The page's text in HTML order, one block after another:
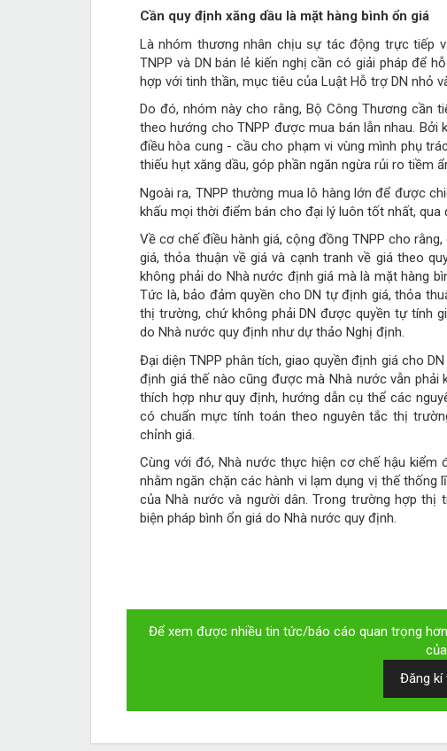
Cần quy định xăng dầu là mặt hàng bình ổn giá
Là nhóm thương nhân chịu sự tác động trực tiếp
TNPP và DN bán lẻ kiến nghị cần có giải pháp để
hợp với tinh thần, mục tiêu của Luật Hỗ trợ DN nhỏ
Do đó, nhóm này cho rằng, Bộ Công Thương cần
theo hướng cho TNPP được mua bán lẫn nhau.
điều hòa cung - cầu cho phạm vi vùng mình phụ
thiếu hụt xăng dầu, góp phần ngăn ngừa rủi ro tiềm
Ngoài ra, TNPP thường mua lô hàng lớn để được
khấu mọi thời điểm bán cho đại lý luôn tốt nhất, qua
Về cơ chế điều hành giá, cộng đồng TNPP cho
giá, thỏa thuận về giá và cạnh tranh về giá theo
không phải do Nhà nước định giá mà là mặt hàng
Tức là, bảo đảm quyền cho DN tự định giá, thỏa
thị trường, chứ không phải DN được quyền tự tính
do Nhà nước quy định như dự thảo Nghị định.
Đại diện TNPP phân tích, giao quyền định giá cho
định giá thế nào cũng được mà Nhà nước vẫn phải
thích hợp như quy định, hướng dẫn cụ thể các
có chuẩn mực tính toán theo nguyên tắc thị
chỉnh giá.
Cùng với đó, Nhà nước thực hiện cơ chế hậu kiểm
nhằm ngăn chặn các hành vi lạm dụng vị thế
của Nhà nước và người dân. Trong trường hợp
biện pháp bình ổn giá do Nhà nước quy định.
Để xem được nhiều tin tức/báo cáo quan trọng
Đăng kí